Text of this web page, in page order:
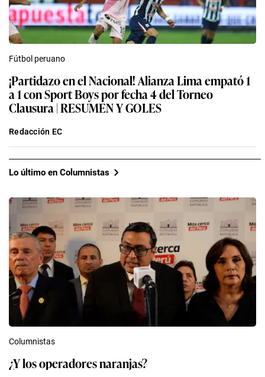
Fútbol peruano
¡Partidazo en el Nacional! Alianza Lima empató 1
a 1 con Sport Boys por fecha 4 del Torneo
Clausura | RESUMEN Y GOLES
Redacción EC
Lo último en Columnistas
Columnistas
¿Y los operadores naranjas?